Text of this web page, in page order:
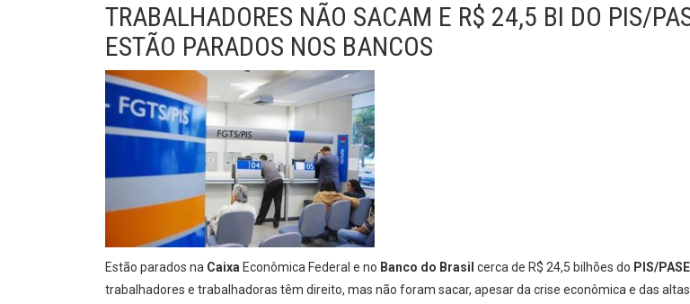
TRABALHADORES NÃO SACAM E R$ 24,5 BI DO PIS/
ESTÃO PARADOS NOS BANCOS
Estão parados na Caixa Econômica Federal e no Banco do Brasil cerca de R$ 24,5 bilhões do PIS/
trabalhadores e trabalhadoras têm direito, mas não foram sacar, apesar da crise econômica e das